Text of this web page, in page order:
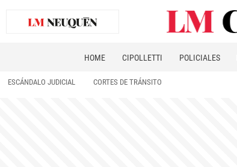
HOME CIPOLLETTI POLICIALES
ESCÁNDALO JUDICIAL CORTES DE TRÁNSITO